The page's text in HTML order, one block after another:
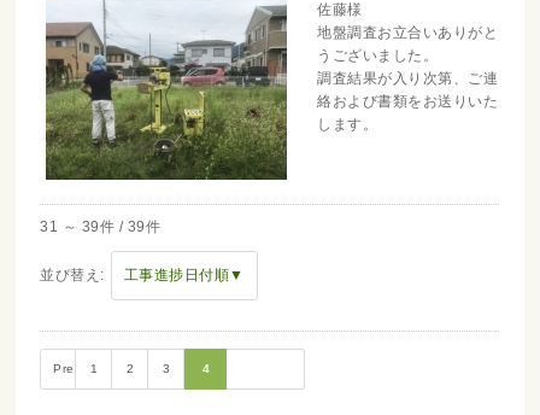
佐藤様
地盤調査お立合いありがと
うございました。
調査結果が入り次第、ご連
絡および書類をお送りいた
します。
31 ～ 39件 / 39件
並び替え: 工事進捗日付順▼
Prev 1 2 3 4